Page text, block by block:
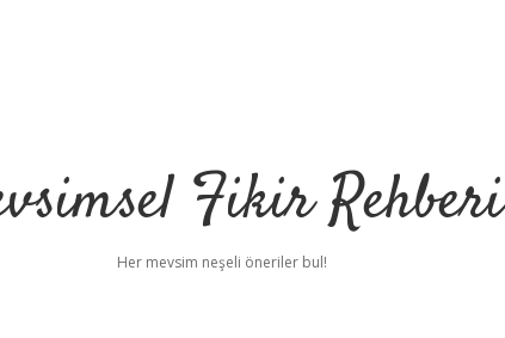
Fikir Rehberi
Her mevsim neşeli öneriler bul!